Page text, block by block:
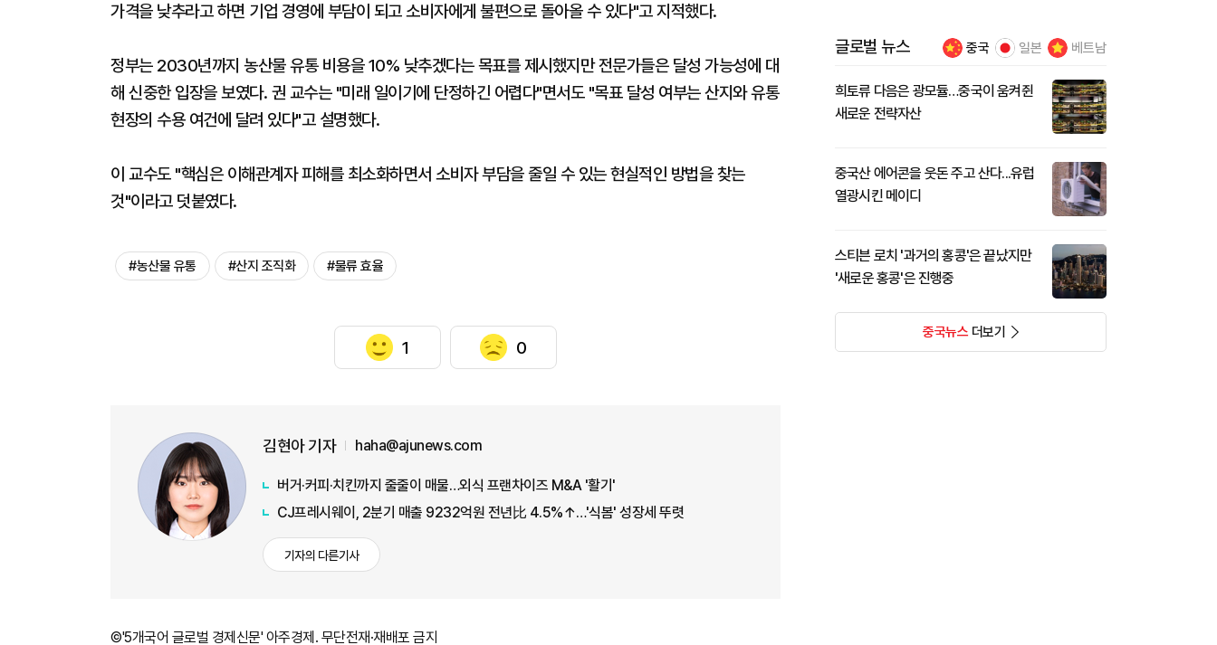
가격을 낮추라고 하면 기업 경영에 부담이 되고 소비자에게 불편으로 돌아올 수 있다"고 지적했다.
정부는 2030년까지 농산물 유통 비용을 10% 낮추겠다는 목표를 제시했지만 전문가들은 달성 가능성에 대
해 신중한 입장을 보였다. 권 교수는 "미래 일이기에 단정하긴 어렵다"면서도 "목표 달성 여부는 산지와 유통
현장의 수용 여건에 달려 있다"고 설명했다.
이 교수도 "핵심은 이해관계자 피해를 최소화하면서 소비자 부담을 줄일 수 있는 현실적인 방법을 찾는
것"이라고 덧붙였다.
#농산물 유통 #산지 조직화 #물류 효율
1 0
김현아 기자 haha@ajunews.com
버거·커피·치킨까지 줄줄이 매물…외식 프랜차이즈 M&A '활기'
CJ프레시웨이, 2분기 매출 9232억원 전년比 4.5%↑…'식봄' 성장세 뚜렷
기자의 다른기사
©'5개국어 글로벌 경제신문' 아주경제. 무단전재·재배포 금지
글로벌 뉴스 중국 일본 베트남
희토류 다음은 광모듈…중국이 움켜쥔
새로운 전략자산
중국산 에어콘을 웃돈 주고 산다...유럽
열광시킨 메이디
스티븐 로치 '과거의 홍콩'은 끝났지만
'새로운 홍콩'은 진행중
중국뉴스더보기